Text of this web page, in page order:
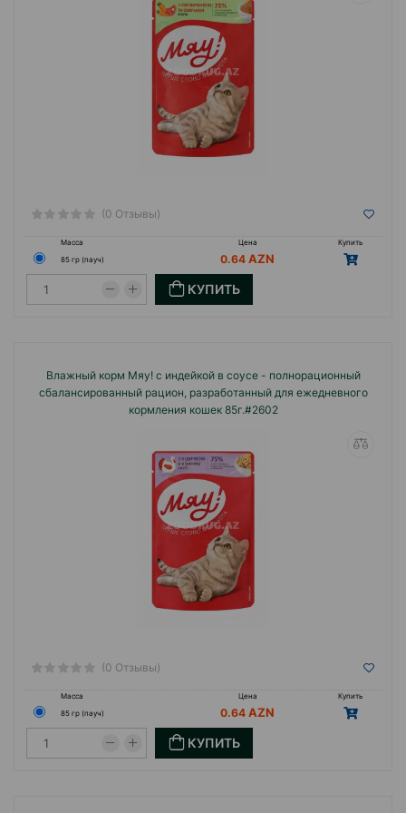
(0 Отзывы)
Масса Цена
Купить
85 гр (пауч)
0.64
КУПИТЬ
Влажный корм Мяу! с индейкой в соусе - полнорационный
сбалансированный рацион, разработанный для ежедневного
кормления кошек 85г.#2602
(0 Отзывы)
Масса Цена
Купить
85 гр (пауч)
0.64
КУПИТЬ